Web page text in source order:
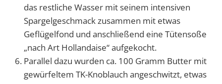
das restliche Wasser mit seinem intensiven
Spargelgeschmack zusammen mit etwas
Geflügelfond und anschließend eine Tütensoße
„nach Art Hollandaise“ aufgekocht.
Parallel dazu wurden ca. 100 Gramm Butter mit
gewürfeltem TK-Knoblauch angeschwitzt, etwas